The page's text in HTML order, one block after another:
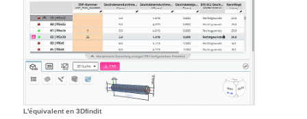
L'équivalent en 3Dfindit